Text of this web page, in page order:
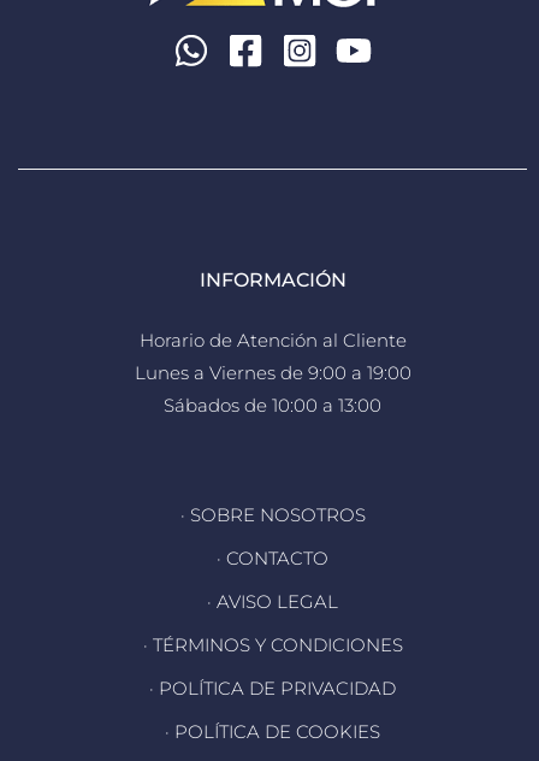
INFORMACIÓN
Horario de Atención al Cliente
Lunes a Viernes de 9:00 a 19:00
Sábados de 10:00 a 13:00
· SOBRE NOSOTROS
· CONTACTO
· AVISO LEGAL
· TÉRMINOS Y CONDICIONES
· POLÍTICA DE PRIVACIDAD
· POLÍTICA DE COOKIES